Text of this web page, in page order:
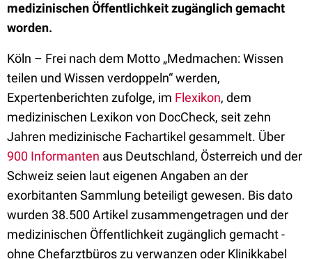
medizinischen Öffentlichkeit zugänglich gemacht
worden.
Köln – Frei nach dem Motto „Medmachen: Wissen
teilen und Wissen verdoppeln“ werden,
Expertenberichten zufolge, im Flexikon, dem
medizinischen Lexikon von DocCheck, seit zehn
Jahren medizinische Fachartikel gesammelt. Über
900 Informanten aus Deutschland, Österreich und der
Schweiz seien laut eigenen Angaben an der
exorbitanten Sammlung beteiligt gewesen. Bis dato
wurden 38.500 Artikel zusammengetragen und der
medizinischen Öffentlichkeit zugänglich gemacht -
ohne Chefarztbüros zu verwanzen oder Klinikkabel